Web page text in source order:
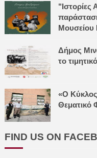
Μουσείου
Δήμος
το
«Ο Κύκλος
Θεματικό
FIND US ON